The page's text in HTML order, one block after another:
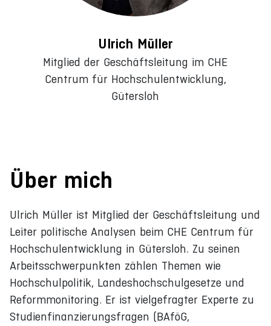
Ulrich Müller
Mitglied der Geschäftsleitung im CHE
Centrum für Hochschulentwicklung,
Gütersloh
Über mich
Ulrich Müller ist Mitglied der Geschäftsleitung und
Leiter politische Analysen beim CHE Centrum für
Hochschulentwicklung in Gütersloh. Zu seinen
Arbeitsschwerpunkten zählen Themen wie
Hochschulpolitik, Landeshochschulgesetze und
Reformmonitoring. Er ist vielgefragter Experte zu
Studienfinanzierungsfragen (BAföG,